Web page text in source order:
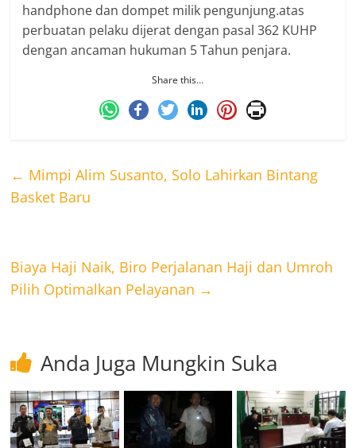
handphone dan dompet milik pengunjung.atas
perbuatan pelaku dijerat dengan pasal 362 KUHP
dengan ancaman hukuman 5 Tahun penjara.
Share this…
← Mimpi Alim Susanto, Solo Lahirkan Bintang
Basket Baru
Biaya Haji Naik, Biro Perjalanan Haji dan Umroh
Pilih Optimalkan Pelayanan →
Anda Juga Mungkin Suka